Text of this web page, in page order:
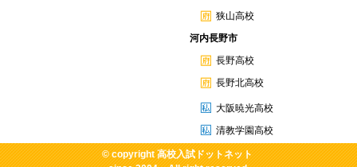
狭山高校
河内長野市
長野高校
長野北高校
大阪暁光高校
清教学園高校
© copyright高校入試ドットネット